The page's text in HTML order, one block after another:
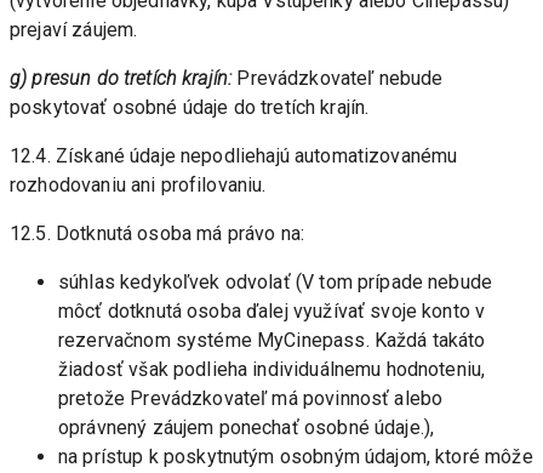
prejaví záujem.
g) presun do tretích krajín: Prevádzkovateľ nebude
poskytovať osobné údaje do tretích krajín.
12.4. Získané údaje nepodliehajú automatizovanému
rozhodovaniu ani profilovaniu.
12.5. Dotknutá osoba má právo na:
súhlas kedykoľvek odvolať (V tom prípade nebude
môcť dotknutá osoba ďalej využívať svoje konto v
rezervačnom systéme MyCinepass. Každá takáto
žiadosť však podlieha individuálnemu hodnoteniu,
pretože Prevádzkovateľ má povinnosť alebo
oprávnený záujem ponechať osobné údaje.),
na prístup k poskytnutým osobným údajom, ktoré môže